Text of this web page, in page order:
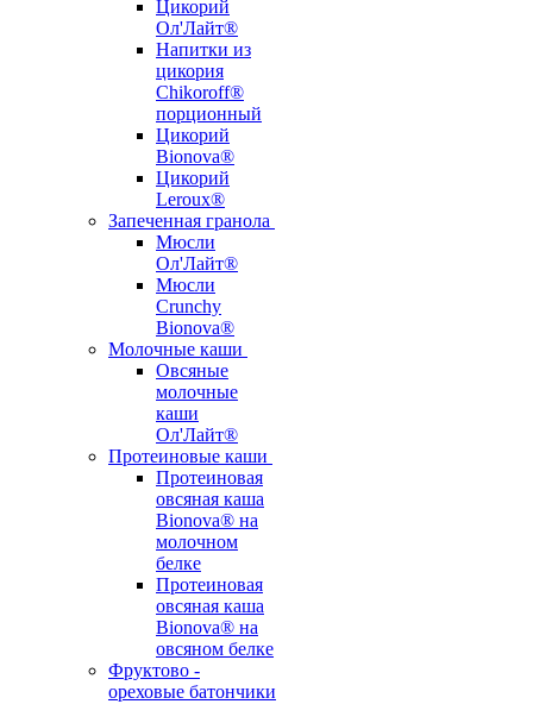
Цикорий
Ол'Лайт®
Напитки из
цикория
Chikoroff®
порционный
Цикорий
Bionova®
Цикорий
Leroux®
Запеченная гранола
Мюсли
Ол'Лайт®
Мюсли
Crunchy
Bionova®
Молочные каши
Овсяные
молочные
каши
Ол'Лайт®
Протеиновые каши
Протеиновая
овсяная каша
Bionova® на
молочном
белке
Протеиновая
овсяная каша
Bionova® на
овсяном белке
Фруктово -
ореховые батончики